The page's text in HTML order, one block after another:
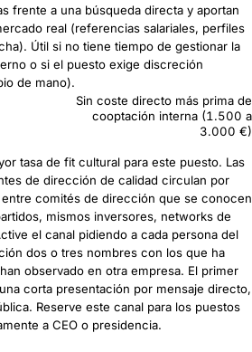
frente a una búsqueda directa y aportan
real (referencias salariales, perfiles
Útil si no tiene tiempo de gestionar la
o si el puesto exige discreción
de mano).
Sin coste directo más prima de
cooptación interna (1.500 a
3.000 €)
tasa de fit cultural para este puesto. Las
de dirección de calidad circulan por
comités de dirección que se conocen
mismos inversores, networks de
el canal pidiendo a cada persona del
dos o tres nombres con los que ha
observado en otra empresa. El primer
corta presentación por mensaje directo,
Reserve este canal para los puestos
a CEO o presidencia.